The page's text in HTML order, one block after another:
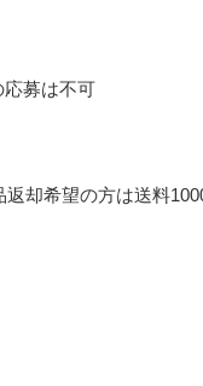
募は不可
却希望の方は送料